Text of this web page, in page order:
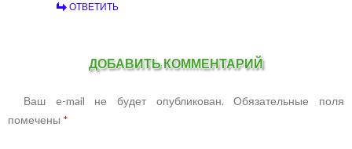
ОТВЕТИТЬ
ДОБАВИТЬ КОММЕНТАРИЙ
Ваш e-mail не будет опубликован. Обязательные поля
помечены *